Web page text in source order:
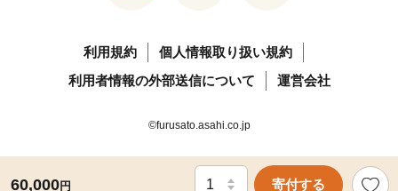
60,000円 寄付する
利用規約
個人情報取り扱い規約
利用者情報の外部送信について
運営会社
©furusato.asahi.co.jp